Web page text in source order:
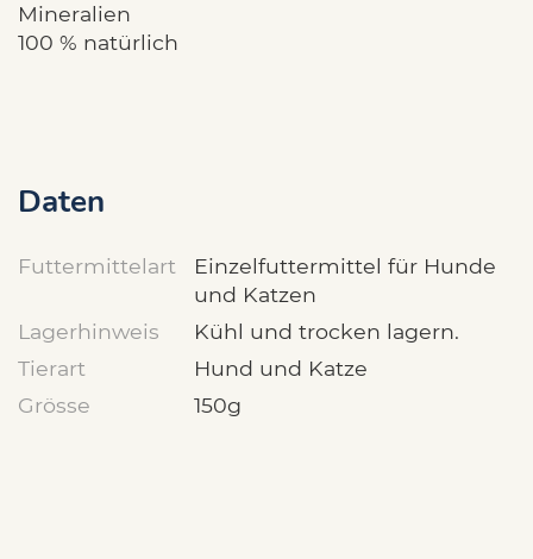
Mineralien
100 % natürlich
Daten
Futtermittelart
Einzelfuttermittel für Hunde
und Katzen
Lagerhinweis
Kühl und trocken lagern.
Tierart
Hund und Katze
Grösse
150g